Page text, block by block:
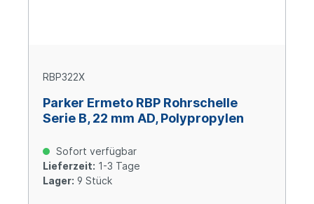
RBP322X
Parker Ermeto RBP Rohrschelle
Serie B, 22 mm AD, Polypropylen
Sofort verfügbar
Lieferzeit: 1-3 Tage
Lager: 9 Stück